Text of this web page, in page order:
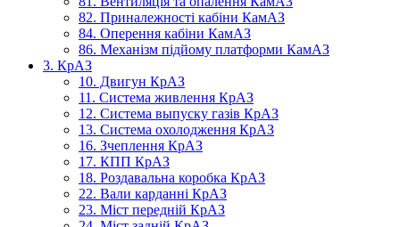
82. Приналежності кабіни КамАЗ
84. Оперення кабіни КамАЗ
86. Механізм підйому платформи КамАЗ
3. КрАЗ
10. Двигун КрАЗ
11. Система живлення КрАЗ
12. Система выпуску газів КрАЗ
13. Система охолодження КрАЗ
16. Зчеплення КрАЗ
17. КПП КрАЗ
18. Роздавальна коробка КрАЗ
22. Вали карданні КрАЗ
23. Міст передній КрАЗ